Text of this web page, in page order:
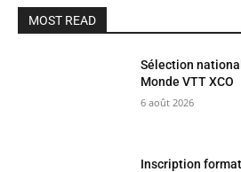
MOST READ
Sélection
Monde VTT XCO
6 août 2026
Inscription